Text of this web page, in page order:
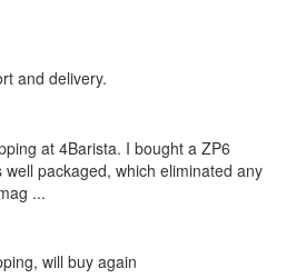
and delivery.
at 4Barista. I bought a ZP6
packaged, which eliminated any
...
will buy again